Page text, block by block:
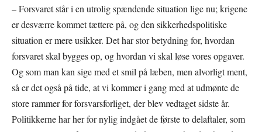
– Forsvaret står i en utrolig spændende situation lige nu; krigene
er desværre kommet tættere på, og den sikkerhedspolitiske
situation er mere usikker. Det har stor betydning for, hvordan
forsvaret skal bygges op, og hvordan vi skal løse vores opgaver.
Og som man kan sige med et smil på læben, men alvorligt ment,
så er det også på tide, at vi kommer i gang med at udmønte de
store rammer for forsvarsforliget, der blev vedtaget sidste år.
Politikkerne har her for nylig indgået de første to delaftaler, som